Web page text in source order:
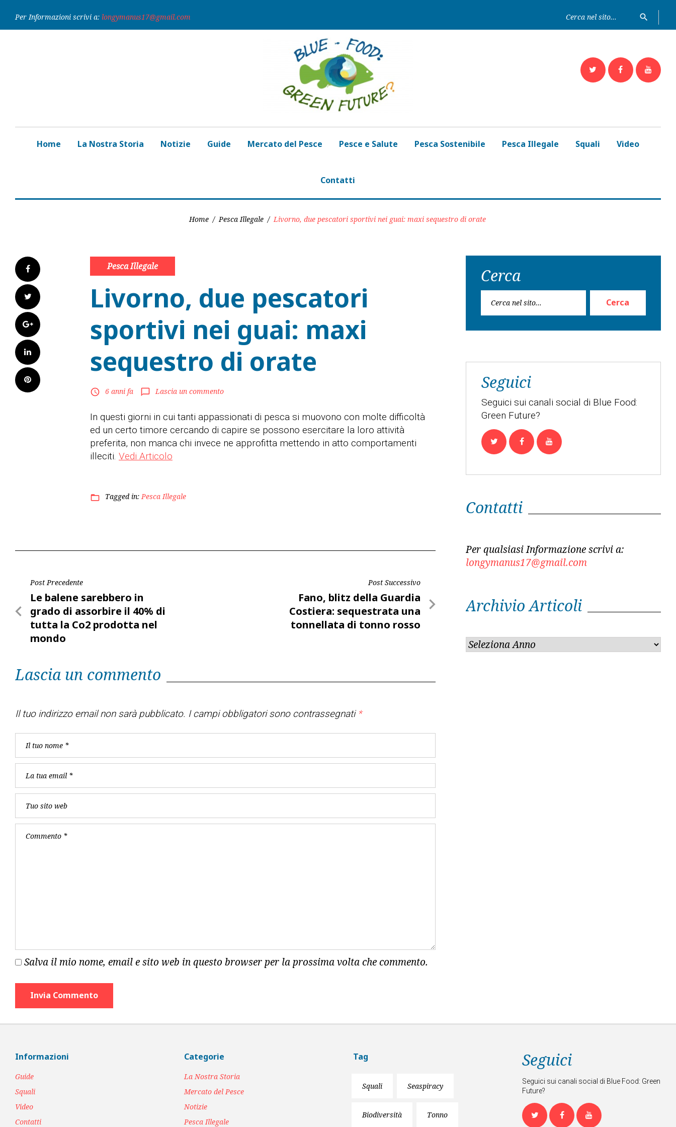
content
Per Informazioni scrivi a: longymanus17@gmail.com
per:
search
Home La Nostra Storia Notizie Guide Mercato del Pesce Pesce e Salute Pesca Sostenibile Pesca Illegale Squali Video
Contatti
Home / Pesca Illegale / Livorno, due pescatori sportivi nei guai: maxi sequestro di orate
Facebook
Twitter
Google+
LinkedIn
Pinterest
Pesca Illegale
Livorno, due pescatori
sportivi nei guai: maxi
sequestro di orate
access_time 6 anni fa chat_bubble_outline Lascia un commento
In questi giorni in cui tanti appassionati di pesca si muovono con molte difficoltà
ed un certo timore cercando di capire se possono esercitare la loro attività
preferita, non manca chi invece ne approfitta mettendo in atto comportamenti
illeciti. Vedi Articolo
folder_open Tagged in:Pesca Illegale
Navigazione
articoli
Post Precedente
Post
Precedente
Le balene sarebbero in
grado di assorbire il 40% di
tutta la Co2 prodotta nel
mondo
Post Successivo
Post
Successivo
Fano, blitz della Guardia
Costiera: sequestrata una
tonnellata di tonno rosso
Lascia un commento
Il tuo indirizzo email non sarà pubblicato. I campi obbligatori sono contrassegnati *
Salva il mio nome, email e sito web in questo browser per la prossima volta che commento.
Cerca
Cerca
Seguici
Seguici sui canali social di Blue Food:
Green Future?
Contatti
Per qualsiasi Informazione scrivi a:
longymanus17@gmail.com
Archivio Articoli
Informazioni
Guide
Squali
Video
Contatti
Categorie
La Nostra Storia
Mercato del Pesce
Notizie
Pesca Illegale
Tag
Squali Seaspiracy
Biodiversità Tonno
Seguici
Seguici sui canali social di Blue Food: Green
Future?